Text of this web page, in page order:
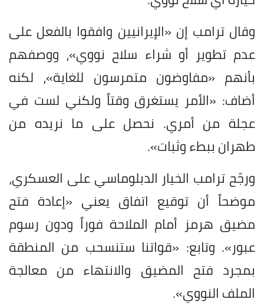
وقال ترامب إن «الإيرانيين وافقوا بالفعل على
عدم تطوير أو شراء سلاح نووي»، ووصفهم
بأنهم «مفاوضون متمرسون للغاية»، لكنه
أضاف: «الأمر يستغرق وقتاً ولكني لست في
عجلة من أمري. نحصل على ما نريده من
طهران ببطء وثبات».
ورجّح ترامب الخيار الدبلوماسي على العسكري،
موضحاً أن توقيع اتفاق يعني «إعادة فتح
مضيق هرمز أمام الملاحة فوراً ودون رسوم
عبور». وتابع: «قواتنا ستنسحب من المنطقة
بمجرد فتح المضيق والانتهاء من معالجة
الملف النووي».